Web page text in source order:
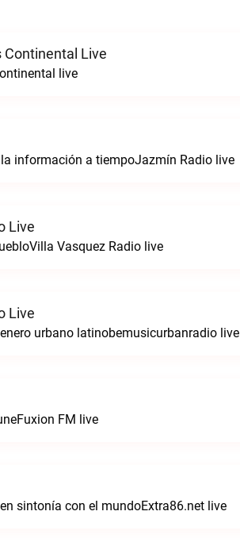
Continental Live
live
información a tiempoJazmín Radio live
Live
Vasquez Radio live
Live
urbano latinobemusicurbanradio live
FM live
sintonía con el mundoExtra86.net live